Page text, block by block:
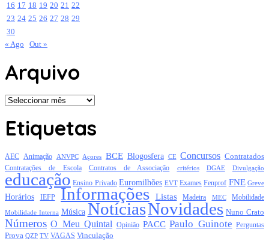
16 17 18 19 20 21 22
23 24 25 26 27 28 29
30
« Ago
Out »
Arquivo
Arquivo
Etiquetas
AEC Animação ANVPC Açores BCE Blogosfera CE Concursos Contratados
Contratações de Escola Contratos de Associação critérios DGAE Divulgação
educação Ensino Privado Euromilhões EVT Exames Fenprof FNE Greve
Horários IEFP Informações Listas Madeira MEC Mobilidade
Mobilidade Interna Música NotíciasNovidades Nuno Crato
Números O Meu Quintal Opinião PACC Paulo Guinote Perguntas
Prova QZP TV VAGAS Vinculação